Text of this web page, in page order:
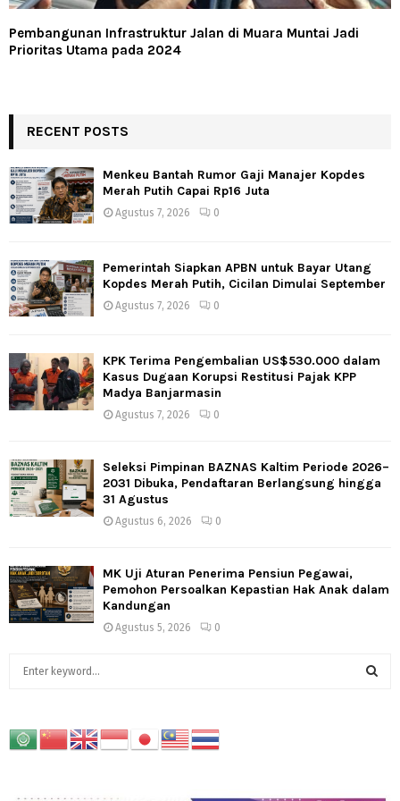
Pembangunan Infrastruktur Jalan di Muara Muntai Jadi
Prioritas Utama pada 2024
RECENT POSTS
Menkeu Bantah Rumor Gaji Manajer Kopdes
Merah Putih Capai Rp16 Juta
Agustus 7, 2026 0
Pemerintah Siapkan APBN untuk Bayar Utang
Kopdes Merah Putih, Cicilan Dimulai September
Agustus 7, 2026 0
KPK Terima Pengembalian US$530.000 dalam
Kasus Dugaan Korupsi Restitusi Pajak KPP
Madya Banjarmasin
Agustus 7, 2026 0
Seleksi Pimpinan BAZNAS Kaltim Periode 2026–
2031 Dibuka, Pendaftaran Berlangsung hingga
31 Agustus
Agustus 6, 2026 0
MK Uji Aturan Penerima Pensiun Pegawai,
Pemohon Persoalkan Kepastian Hak Anak dalam
Kandungan
Agustus 5, 2026 0
c